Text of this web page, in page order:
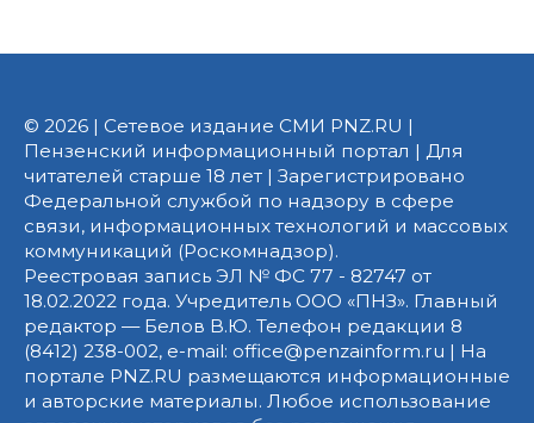
© 2026 | Сетевое издание СМИ PNZ.RU |
Пензенский информационный портал | Для
читателей старше 18 лет | Зарегистрировано
Федеральной службой по надзору в сфере
связи, информационных технологий и массовых
коммуникаций (Роскомнадзор).
Реестровая запись ЭЛ № ФС 77 - 82747 от
18.02.2022 года. Учредитель ООО «ПНЗ». Главный
редактор — Белов В.Ю. Телефон редакции 8
(8412) 238-002, e-mail: office@penzainform.ru | На
портале PNZ.RU размещаются информационные
и авторские материалы. Любое использование